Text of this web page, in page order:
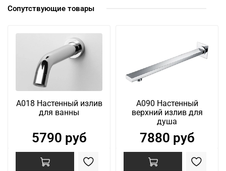
Сопутствующие товары
A018 Настенный излив
для ванны
5790 руб
A090 Настенный
верхний излив для
душа
7880 руб